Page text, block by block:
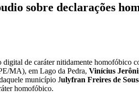
sobre declarações
de caráter nitidamente homofóbico
MA), em Lago da Pedra, Vinícius
município Julyfran Freires de
homofóbico.